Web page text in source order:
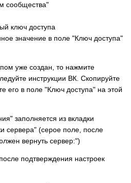
сообщества"
ключ доступа
значение в поле "Ключ доступа"
уже создан, то нажмите
инструкции ВК. Скопируйте
его в поле "Ключ доступа" на этой
заполняется из вкладки
сервера" (серое поле, после
вернуть сервер:")
подтверждения настроек